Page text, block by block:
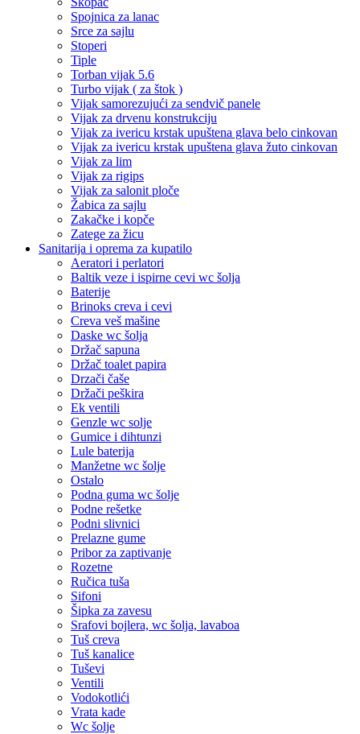
Spojnica za lanac
Srce za sajlu
Stoperi
Tiple
Torban vijak 5.6
Turbo vijak ( za štok )
Vijak samorezujući za sendvič panele
Vijak za drvenu konstrukciju
Vijak za ivericu krstak upuštena glava belo cinkovan
Vijak za ivericu krstak upuštena glava žuto cinkovan
Vijak za lim
Vijak za rigips
Vijak za salonit ploče
Žabica za sajlu
Zakačke i kopče
Zatege za žicu
Sanitarija i oprema za kupatilo
Aeratori i perlatori
Baltik veze i ispirne cevi wc šolja
Baterije
Brinoks creva i cevi
Creva veš mašine
Daske wc šolja
Držač sapuna
Držač toalet papira
Drzači čaše
Držači peškira
Ek ventili
Genzle wc solje
Gumice i dihtunzi
Lule baterija
Manžetne wc šolje
Ostalo
Podna guma wc šolje
Podne rešetke
Podni slivnici
Prelazne gume
Pribor za zaptivanje
Rozetne
Ručica tuša
Sifoni
Šipka za zavesu
Srafovi bojlera, wc šolja, lavaboa
Tuš creva
Tuš kanalice
Tuševi
Ventili
Vodokotlići
Vrata kade
Wc šolje